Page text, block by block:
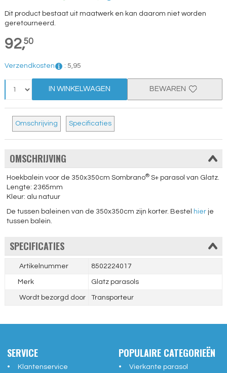
Dit product bestaat uit maatwerk en kan daarom niet worden
geretourneerd.
92,50
Verzendkosten : 5,95
IN WINKELWAGEN BEWAREN
Omschrijving Specificaties
OMSCHRIJVING
Hoekbalein voor de 350x350cm Sombrano® S+ parasol van Glatz.
Lengte: 2365mm
Kleur: alu natuur
De tussen baleinen van de 350x350cm zijn korter. Bestel hier je
tussen balein.
SPECIFICATIES
Artikelnummer 8502224017
Merk Glatz parasols
Wordt bezorgd door Transporteur
SERVICE
Klantenservice
POPULAIRE CATEGORIEËN
Vierkante parasol